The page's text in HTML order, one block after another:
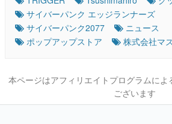
サイバーパンク エッジランナーズ
サイバーパンク2077
ニュース
ポップアップストア
株式会社マ
本ページはアフィリエイトプログラムに
ございます